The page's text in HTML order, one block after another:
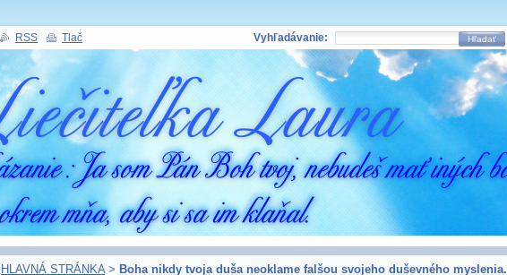
HLAVNÁ STRÁNKA > Boha nikdy tvoja duša neoklame falšou svojeho duševného myslenia.
RSS Tlač Vyhľadávanie: Hľadať